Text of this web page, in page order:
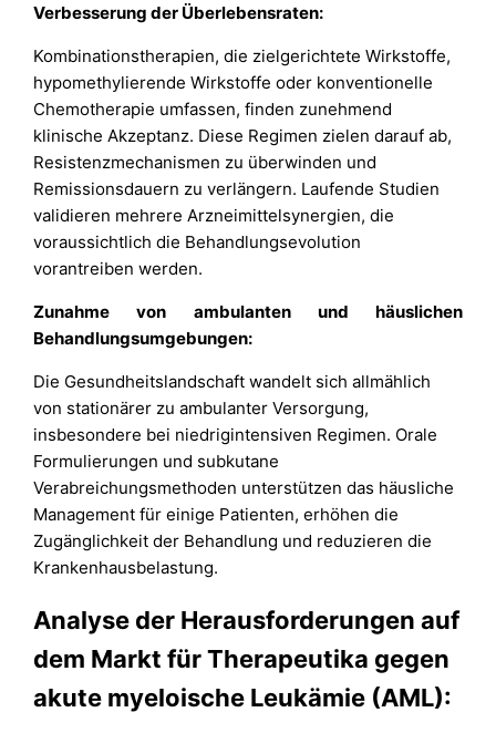
Verbesserung der Überlebensraten:
Kombinationstherapien, die zielgerichtete Wirkstoffe,
hypomethylierende Wirkstoffe oder konventionelle
Chemotherapie umfassen, finden zunehmend
klinische Akzeptanz. Diese Regimen zielen darauf ab,
Resistenzmechanismen zu überwinden und
Remissionsdauern zu verlängern. Laufende Studien
validieren mehrere Arzneimittelsynergien, die
voraussichtlich die Behandlungsevolution
vorantreiben werden.
Zunahme von ambulanten und häuslichen
Behandlungsumgebungen:
Die Gesundheitslandschaft wandelt sich allmählich
von stationärer zu ambulanter Versorgung,
insbesondere bei niedrigintensiven Regimen. Orale
Formulierungen und subkutane
Verabreichungsmethoden unterstützen das häusliche
Management für einige Patienten, erhöhen die
Zugänglichkeit der Behandlung und reduzieren die
Krankenhausbelastung.
Analyse der Herausforderungen auf
dem Markt für Therapeutika gegen
akute myeloische Leukämie (AML):